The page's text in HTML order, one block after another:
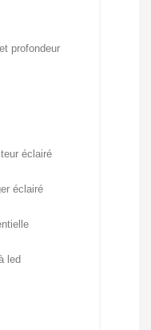
profondeur
éclairé
éclairé
led